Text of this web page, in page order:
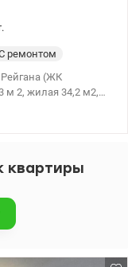
ремонтом
Рейгана (ЖК
вместе с
квартиры